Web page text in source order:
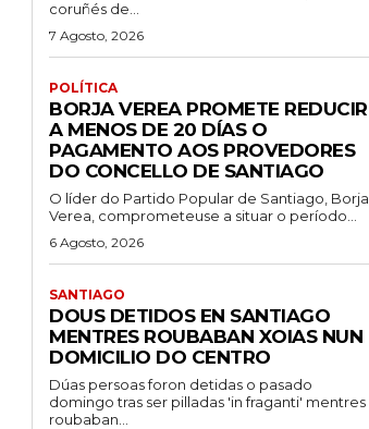
coruñés de...
7 Agosto, 2026
POLÍTICA
BORJA VEREA PROMETE REDUCIR
A MENOS DE 20 DÍAS O
PAGAMENTO AOS PROVEDORES
DO CONCELLO DE SANTIAGO
O líder do Partido Popular de Santiago, Borja
Verea, comprometeuse a situar o período...
6 Agosto, 2026
SANTIAGO
DOUS DETIDOS EN SANTIAGO
MENTRES ROUBABAN XOIAS NUN
DOMICILIO DO CENTRO
Dúas persoas foron detidas o pasado
domingo tras ser pilladas 'in fraganti' mentres
roubaban...